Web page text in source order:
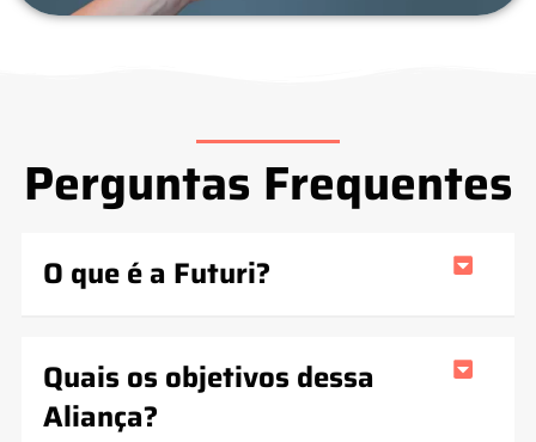
Perguntas Frequentes
O que é a Futuri?
Quais os objetivos dessa
Aliança?